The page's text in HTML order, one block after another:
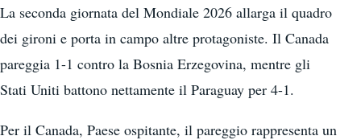
La seconda giornata del Mondiale 2026 allarga il quadro
dei gironi e porta in campo altre protagoniste. Il Canada
pareggia 1-1 contro la Bosnia Erzegovina, mentre gli
Stati Uniti battono nettamente il Paraguay per 4-1.
Per il Canada, Paese ospitante, il pareggio rappresenta un